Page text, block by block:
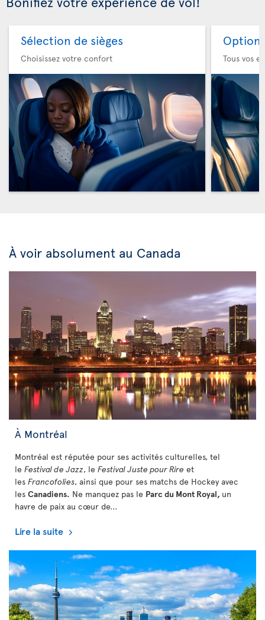
Sélection de sièges
Choisissez votre confort
Option
Tous vos
À voir absolument au Canada
À Montréal
Montréal est réputée pour ses activités culturelles, tel
le Festival de Jazz, le Festival Juste pour Rire et
les Francofolies, ainsi que pour ses matchs de Hockey avec
les Canadiens. Ne manquez pas le Parc du Mont Royal, un
havre de paix au cœur de...
Lire la suite